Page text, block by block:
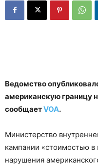
Ведомство
американскую границу
сообщаетVOA.
Министерство
кампании «стоимостью в
нарушения